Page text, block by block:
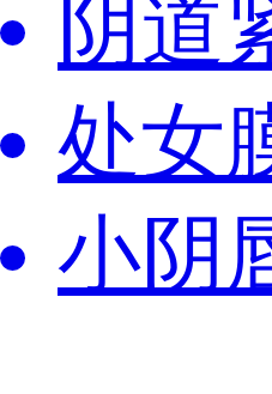
阴道
处女
小阴